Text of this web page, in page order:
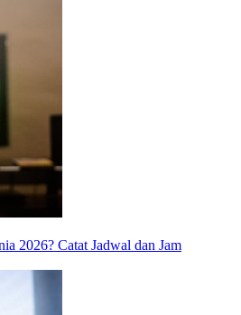
2026? Catat Jadwal dan Jam